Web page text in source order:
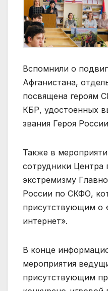
Вспомнили о
Афганистана,
посвящена героям
КБР, удостоенных
звания Героя
Также в
сотрудники
экстремизму
России по СКФО,
присутствующим о
интернет».
В конце
мероприятия
присутствующим